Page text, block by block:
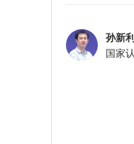
孙新利